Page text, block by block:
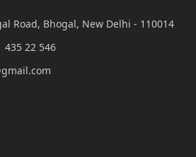
Road, Bhogal, New Delhi - 110014
435 22 546